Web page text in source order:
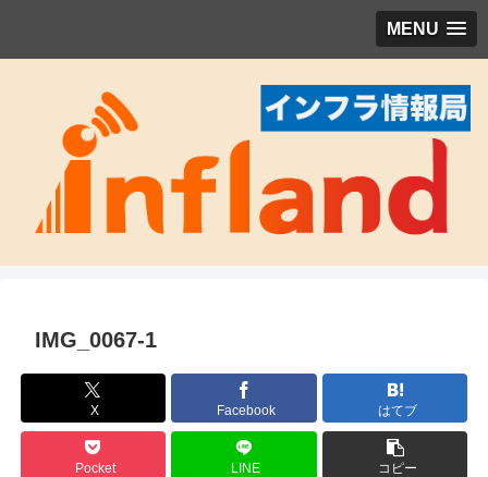
MENU
IMG_0067-1
X Facebook はてブ
Pocket LINE コピー